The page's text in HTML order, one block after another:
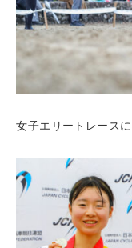
女子エリートレース